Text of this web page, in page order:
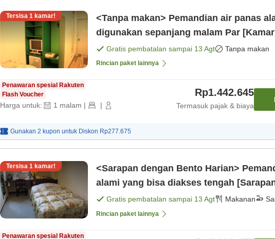
Tersisa 1 kamar!
<Tanpa makan> Pemandian air panas
digunakan sepanjang malam Par
Gratis pembatalan sampai 13 Agt Tanpa makan
Rincian paket lainnya
Penawaran spesial Rakuten
Flash Voucher
Harga untuk: 1 malam | |
Rp1.442.645
Termasuk pajak & biaya
Gunakan 2 kupon untuk Diskon Rp277.675
Tersisa 1 kamar!
<Sarapan dengan Bento Harian>
alami yang bisa diakses tengah
Gratis pembatalan sampai 13 Agt Makanan
Rincian paket lainnya
Penawaran spesial Rakuten